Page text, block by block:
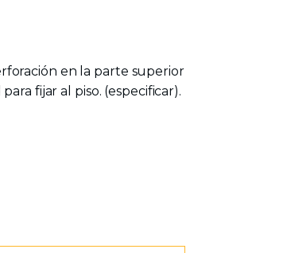
en la parte superior
fijar al piso. (especificar).